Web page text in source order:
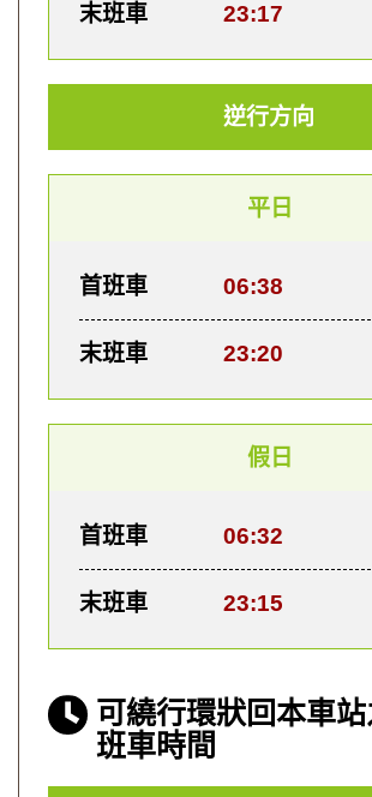
末班車 23:17
逆行方向
平日
首班車 06:38
末班車 23:20
假日
首班車 06:32
末班車 23:15
可繞行環狀回本車
班車時間